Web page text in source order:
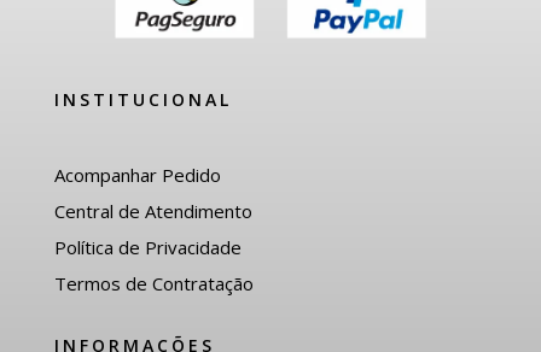
INSTITUCIONAL
Acompanhar Pedido
Central de Atendimento
Política de Privacidade
Termos de Contratação
INFORMAÇÕES